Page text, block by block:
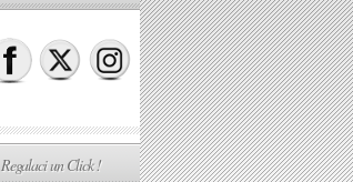
Regalaci un Click !